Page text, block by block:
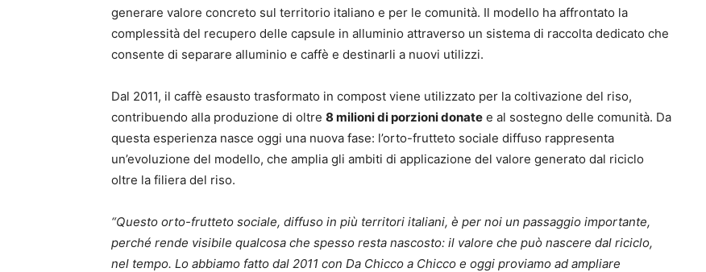
generare valore concreto sul territorio italiano e per le comunità. Il modello ha affrontato la
complessità del recupero delle capsule in alluminio attraverso un sistema di raccolta dedicato che
consente di separare alluminio e caffè e destinarli a nuovi utilizzi.
Dal 2011, il caffè esausto trasformato in compost viene utilizzato per la coltivazione del riso,
contribuendo alla produzione di oltre 8 milioni di porzioni donate e al sostegno delle comunità. Da
questa esperienza nasce oggi una nuova fase: l’orto-frutteto sociale diffuso rappresenta
un’evoluzione del modello, che amplia gli ambiti di applicazione del valore generato dal riciclo
oltre la filiera del riso.
“Questo orto-frutteto sociale, diffuso in più territori italiani, è per noi un passaggio importante,
perché rende visibile qualcosa che spesso resta nascosto: il valore che può nascere dal riciclo,
nel tempo. Lo abbiamo fatto dal 2011 con Da Chicco a Chicco e oggi proviamo ad ampliare